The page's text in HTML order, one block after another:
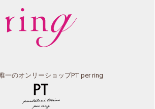
一のオンリーショップPT per ring